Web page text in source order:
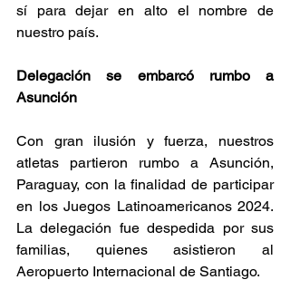
sí para dejar en alto el nombre de
nuestro país.
Delegación se embarcó rumbo a
Asunción
Con gran ilusión y fuerza, nuestros
atletas partieron rumbo a Asunción,
Paraguay, con la finalidad de participar
en los Juegos Latinoamericanos 2024.
La delegación fue despedida por sus
familias, quienes asistieron al
Aeropuerto Internacional de Santiago.